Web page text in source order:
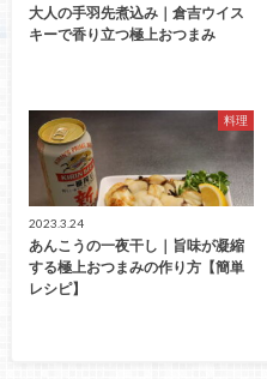
大人の手羽先煮込み｜倉吉ウイス
キーで香り立つ極上おつまみ
料理
2023.3.24
あんこうの一夜干し｜旨味が凝縮
する極上おつまみの作り方【簡単
レシピ】